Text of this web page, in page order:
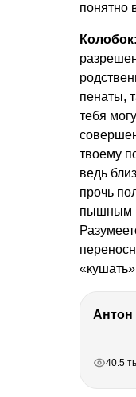
понятно
Колобок
пенаты,
тебя
твоему
ведь
прочь
пышным
40.5